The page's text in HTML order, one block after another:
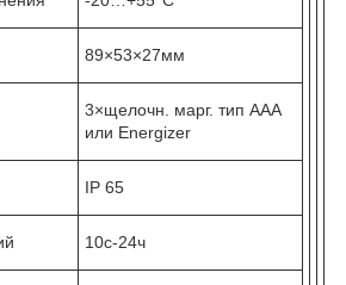
89×53×27мм
3×щелочн. марг. тип ААА
или Energizer
IP 65
10с-24ч